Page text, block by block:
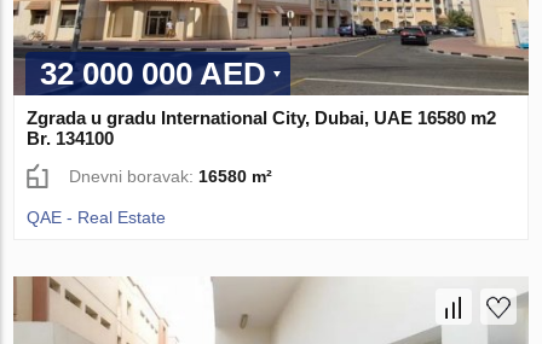
32 000 000 AED
Zgrada u gradu International City, Dubai, UAE 16580 m2
Br. 134100
Dnevni boravak: 16580 m²
QAE - Real Estate